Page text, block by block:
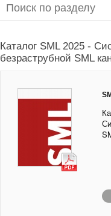
Каталог SML 2025 -
безраструбной SML